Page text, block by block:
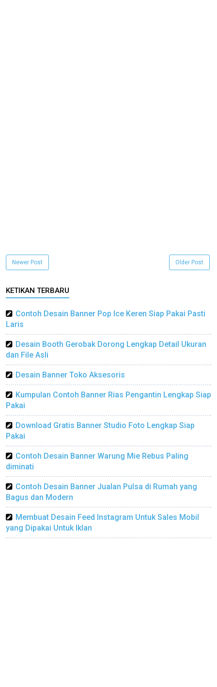
Newer Post Older Post
KETIKAN TERBARU
Contoh Desain Banner Pop Ice Keren Siap Pakai Pasti
Laris
Desain Booth Gerobak Dorong Lengkap Detail Ukuran
dan File Asli
Desain Banner Toko Aksesoris
Kumpulan Contoh Banner Rias Pengantin Lengkap Siap
Pakai
Download Gratis Banner Studio Foto Lengkap Siap
Pakai
Contoh Desain Banner Warung Mie Rebus Paling
diminati
Contoh Desain Banner Jualan Pulsa di Rumah yang
Bagus dan Modern
Membuat Desain Feed Instagram Untuk Sales Mobil
yang Dipakai Untuk Iklan